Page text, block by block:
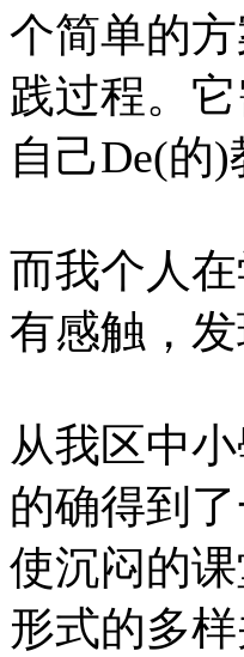
个简单的
践过程。
自己De(的
而我个人
有感触，
从我区中
的确得到
使沉闷的
形式的多